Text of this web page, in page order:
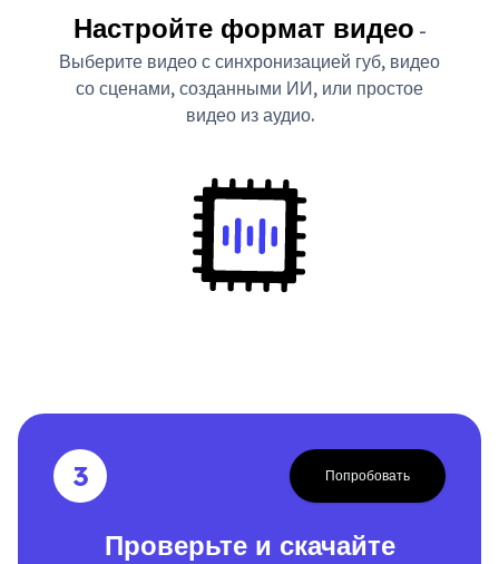
Настройте формат видео -
Выберите видео с синхронизацией губ, видео
со сценами, созданными ИИ, или простое
видео из аудио.
3 Попробовать
Проверьте и скачайте